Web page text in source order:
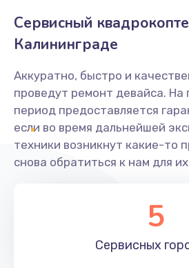
Сервисный
Калининграде
Аккуратно, быстро и
проведут ремонт девайса.
период предоставляется
если во время дальнейшей
техники возникнут какие-то
снова обратиться к нам для
5
Сервисных